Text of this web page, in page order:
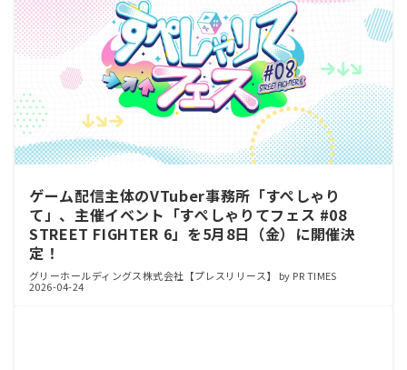
ゲーム配信主体のVTuber事務所「すぺしゃり
て」、主催イベント「すぺしゃりてフェス #08
STREET FIGHTER 6」を5月8日（金）に開催決
定！
グリーホールディングス株式会社【プレスリリース】 by PR TIMES
2026-04-24